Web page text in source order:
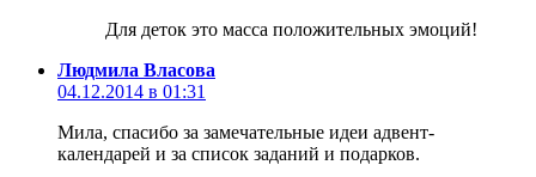
Для деток это масса положительных эмоций!
Людмила Власова
04.12.2014 в 01:31
Мила, спасибо за замечательные идеи адвент-
календарей и за список заданий и подарков.